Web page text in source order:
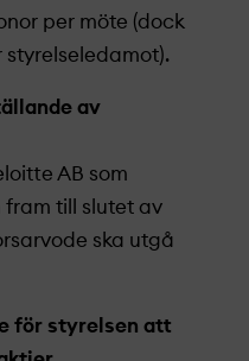
per möte (dock
styrelseledamot).
av
AB som
fram till slutet av
ska utgå
för styrelsen att